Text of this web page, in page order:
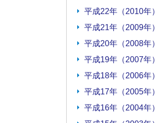
平成22年（2010年）
平成21年（2009年）
平成20年（2008年）
平成19年（2007年）
平成18年（2006年）
平成17年（2005年）
平成16年（2004年）